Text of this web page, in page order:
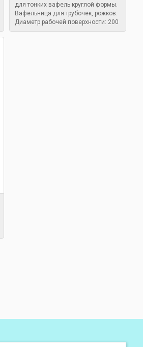
для тонких вафель круглой формы.
Вафельница для трубочек, рожков.
Диаметр рабочей поверхности: 200
мм. Таймер. Мощность: 1,2 кВт.